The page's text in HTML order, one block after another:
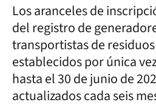
Los aranceles de
del registro de
transportistas de
establecidos por única
hasta el 30 de junio de
actualizados cada seis